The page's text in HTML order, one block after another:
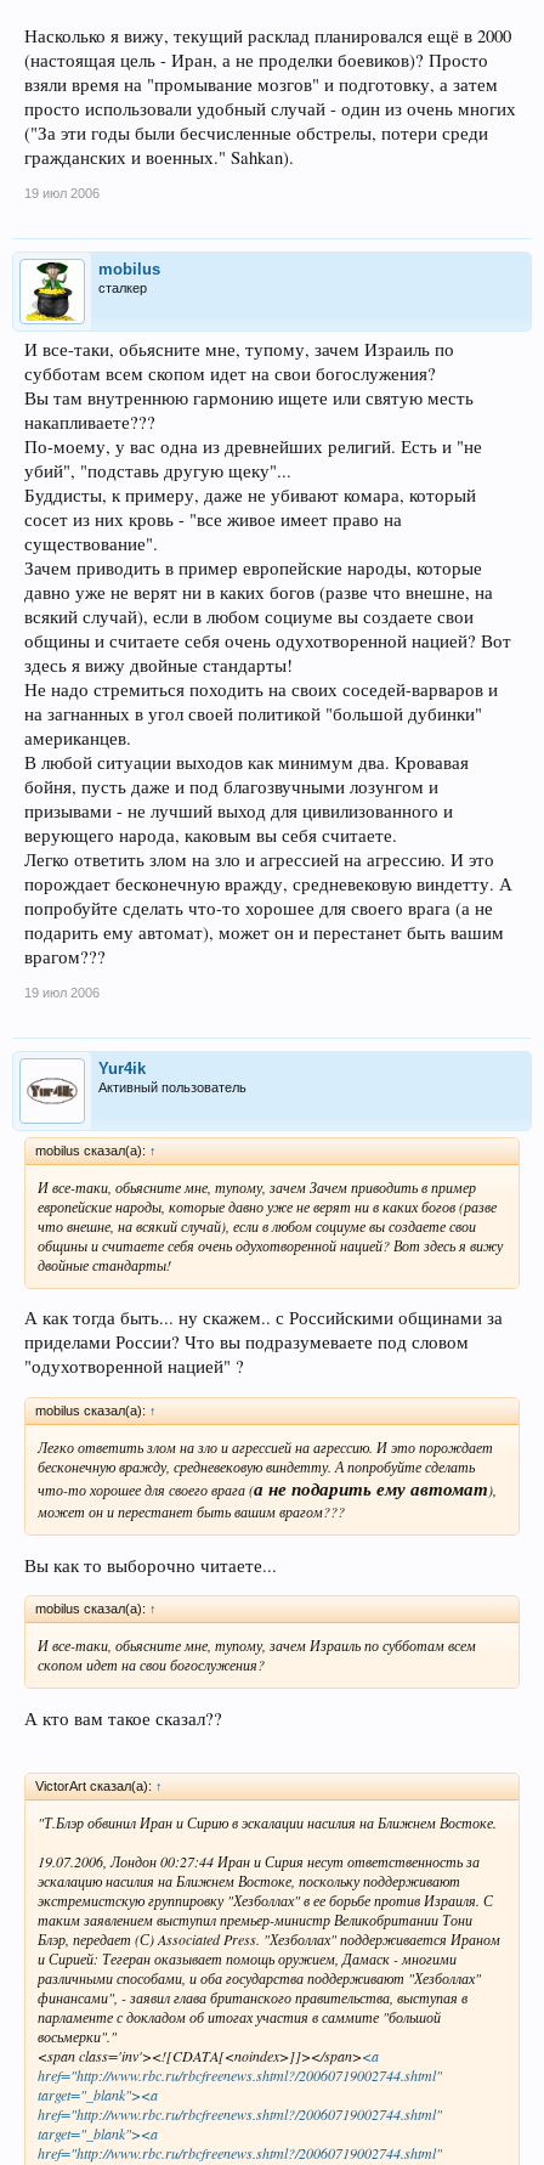
Насколько я вижу, текущий расклад планировался ещё в 2000
(настоящая цель - Иран, а не проделки боевиков)? Просто
взяли время на "промывание мозгов" и подготовку, а затем
просто использовали удобный случай - один из очень многих
("За эти годы были бесчисленные обстрелы, потери среди
гражданских и военных." Sahkan).
19 июл 2006
mobilus
сталкер
И все-таки, обьясните мне, тупому, зачем Израиль по
субботам всем скопом идет на свои богослужения?
Вы там внутреннюю гармонию ищете или святую месть
накапливаете???
По-моему, у вас одна из древнейших религий. Есть и "не
убий", "подставь другую щеку"...
Буддисты, к примеру, даже не убивают комара, который
сосет из них кровь - "все живое имеет право на
существование".
Зачем приводить в пример европейские народы, которые
давно уже не верят ни в каких богов (разве что внешне, на
всякий случай), если в любом социуме вы создаете свои
общины и считаете себя очень одухотворенной нацией? Вот
здесь я вижу двойные стандарты!
Не надо стремиться походить на своих соседей-варваров и
на загнанных в угол своей политикой "большой дубинки"
американцев.
В любой ситуации выходов как минимум два. Кровавая
бойня, пусть даже и под благозвучными лозунгом и
призывами - не лучший выход для цивилизованного и
верующего народа, каковым вы себя считаете.
Легко ответить злом на зло и агрессией на агрессию. И это
порождает бесконечную вражду, средневековую виндетту. А
попробуйте сделать что-то хорошее для своего врага (а не
подарить ему автомат), может он и перестанет быть вашим
врагом???
19 июл 2006
Yur4ik
Активный пользователь
mobilus сказал(а): ↑
И все-таки, обьясните мне, тупому, зачем Зачем приводить в пример
европейские народы, которые давно уже не верят ни в каких богов (разве
что внешне, на всякий случай), если в любом социуме вы создаете свои
общины и считаете себя очень одухотворенной нацией? Вот здесь я вижу
двойные стандарты!
А как тогда быть... ну скажем.. с Российскими общинами за
приделами России? Что вы подразумеваете под словом
"одухотворенной нацией" ?
mobilus сказал(а): ↑
Легко ответить злом на зло и агрессией на агрессию. И это порождает
бесконечную вражду, средневековую виндетту. А попробуйте сделать
что-то хорошее для своего врага (а не подарить ему автомат),
может он и перестанет быть вашим врагом???
Вы как то выборочно читаете...
mobilus сказал(а): ↑
И все-таки, обьясните мне, тупому, зачем Израиль по субботам всем
скопом идет на свои богослужения?
А кто вам такое сказал??
VictorArt сказал(а): ↑
"Т.Блэр обвинил Иран и Сирию в эскалации насилия на Ближнем Востоке.
19.07.2006, Лондон 00:27:44 Иран и Сирия несут ответственность за
эскалацию насилия на Ближнем Востоке, поскольку поддерживают
экстремистскую группировку "Хезболлах" в ее борьбе против Израиля. С
таким заявлением выступил премьер-министр Великобритании Тони
Блэр, передает (С) Associated Press. "Хезболлах" поддерживается Ираном
и Сирией: Тегеран оказывает помощь оружием, Дамаск - многими
различными способами, и оба государства поддерживают "Хезболлах"
финансами", - заявил глава британского правительства, выступая в
парламенте с докладом об итогах участия в саммите "большой
восьмерки"."
<span class='inv'><![CDATA[<noindex>]]></span><a
href="http://www.rbc.ru/rbcfreenews.shtml?/20060719002744.shtml"
target="_blank"><a
href="http://www.rbc.ru/rbcfreenews.shtml?/20060719002744.shtml"
target="_blank"><a
href="http://www.rbc.ru/rbcfreenews.shtml?/20060719002744.shtml"